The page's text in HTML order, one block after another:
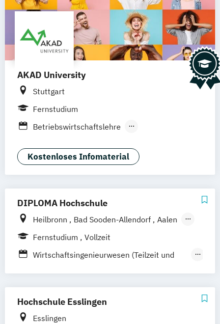
AKAD University
Stuttgart
Fernstudium
Betriebswirtschaftslehre
Wirtschaftsingenieurwesen
Kostenloses Infomaterial
DIPLOMA Hochschule
Heilbronn Bad Sooden-Allendorf
Aalen
Baden-Baden
Berlin
Kassel Leipzig Mannheim
München
Bochum Kaiserslautern Wiesbaden
Regenstauf Dresden Hoyerswerda
Magdeburg Ostfildern
Schwentinental / Kiel
Fernstudium
Vollzeit
Wirtschaftsingenieurwesen (Teilzeit und
Schwerpunkt Nachhaltigkeit
Hochschule Esslingen
Esslingen